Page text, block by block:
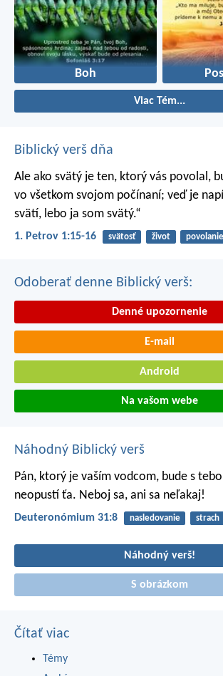
Boh
Viac Tém...
Biblický verš dňa
Ale ako svätý je ten, ktorý vás povolal,
vo všetkom svojom počínaní; veď je
svätí, lebo ja som svätý.“
1. Petrov 1:15-16 svätosť život povolanie
Odoberať denne Biblický verš:
Denné upozornenie
E-mail
Android
Na vašom webe
Náhodný Biblický verš
Pán, ktorý je vaším vodcom, bude s
neopustí ťa. Neboj sa, ani sa neľakaj!
Deuteronómium 31:8 nasledovanie strach
Náhodný verš!
S obrázkom
Čítať viac
Témy